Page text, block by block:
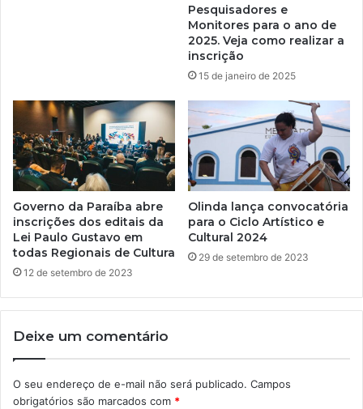
Pesquisadores e
Monitores para o ano de
2025. Veja como realizar a
inscrição
15 de janeiro de 2025
Governo da Paraíba abre
inscrições dos editais da
Lei Paulo Gustavo em
todas Regionais de Cultura
12 de setembro de 2023
Olinda lança convocatória
para o Ciclo Artístico e
Cultural 2024
29 de setembro de 2023
Deixe um comentário
O seu endereço de e-mail não será publicado. Campos
obrigatórios são marcados com *